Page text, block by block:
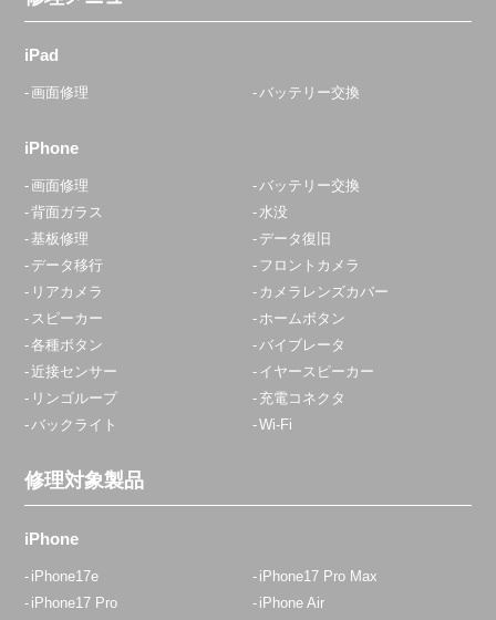
iPad
画面修理 バッテリー交換
iPhone
画面修理
バッテリー交換
背面ガラス
水没
基板修理
データ復旧
データ移行
フロントカメラ
リアカメラ
カメラレンズカバー
スピーカー
ホームボタン
各種ボタン
バイブレータ
近接センサー
イヤースピーカー
リンゴループ
充電コネクタ
バックライト
Wi-Fi
修理対象製品
iPhone
iPhone17e
iPhone17 Pro Max
iPhone17 Pro
iPhone Air